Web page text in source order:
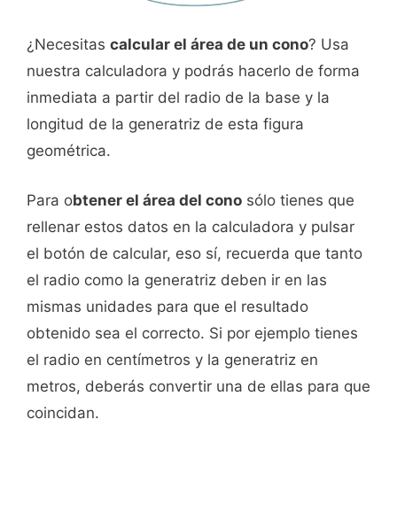
¿Necesitas calcular el área de un cono? Usa
nuestra calculadora y podrás hacerlo de forma
inmediata a partir del radio de la base y la
longitud de la generatriz de esta figura
geométrica.
Para obtener el área del cono sólo tienes que
rellenar estos datos en la calculadora y pulsar
el botón de calcular, eso sí, recuerda que tanto
el radio como la generatriz deben ir en las
mismas unidades para que el resultado
obtenido sea el correcto. Si por ejemplo tienes
el radio en centímetros y la generatriz en
metros, deberás convertir una de ellas para que
coincidan.